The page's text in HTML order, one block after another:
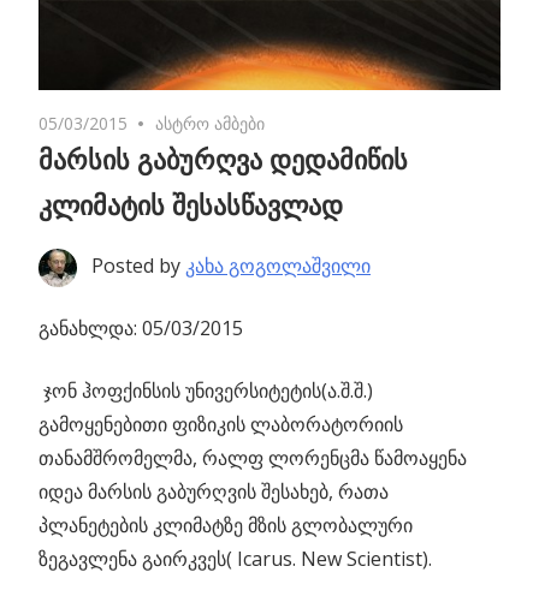
05/03/2015 No comments
ასტრო ამბები
მარსის გაბურღვა დედამიწის
კლიმატის შესასწავლად
Posted by კახა გოგოლაშვილი
განახლდა: 05/03/2015
ჯონ ჰოფქინსის უნივერსიტეტის(ა.შ.შ.)
გამოყენებითი ფიზიკის ლაბორატორიის
თანამშრომელმა, რალფ ლორენცმა წამოაყენა
იდეა მარსის გაბურღვის შესახებ, რათა
პლანეტების კლიმატზე მზის გლობალური
ზეგავლენა გაირკვეს( Icarus. New Scientist).